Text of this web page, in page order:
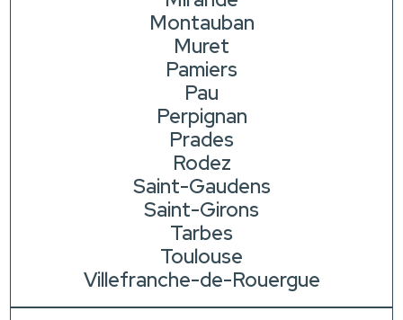
Montauban
Muret
Pamiers
Pau
Perpignan
Prades
Rodez
Saint-Gaudens
Saint-Girons
Tarbes
Toulouse
Villefranche-de-Rouergue